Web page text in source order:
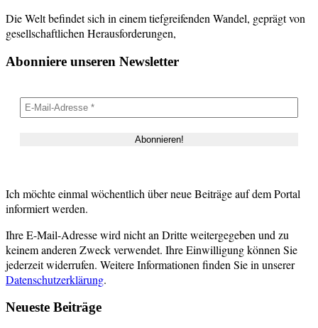
Die Welt befindet sich in einem tiefgreifenden Wandel, geprägt von
gesellschaftlichen Herausforderungen,
Abonniere unseren Newsletter
Ich möchte einmal wöchentlich über neue Beiträge auf dem Portal
informiert werden.
Ihre E-Mail-Adresse wird nicht an Dritte weitergegeben und zu
keinem anderen Zweck verwendet. Ihre Einwilligung können Sie
jederzeit widerrufen. Weitere Informationen finden Sie in unserer
Datenschutzerklärung.
Neueste Beiträge